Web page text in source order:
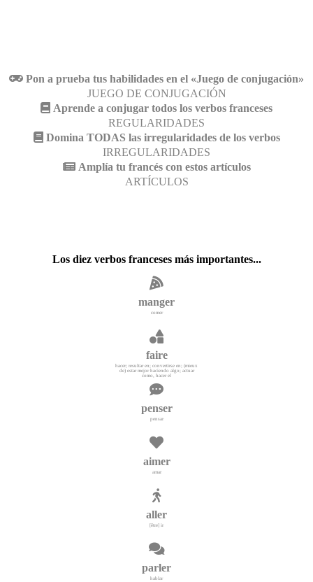
Pon a prueba tus habilidades en el «Juego de conjugación»
JUEGO DE CONJUGACIÓN
Aprende a conjugar todos los verbos franceses
REGULARIDADES
Domina TODAS las irregularidades de los verbos
IRREGULARIDADES
Amplía tu francés con estos artículos
ARTÍCULOS
Los diez verbos franceses más importantes...
manger
comer
faire
hacer; resultar en; convertirse en; (mieux
de) estar mejor haciendo algo; actuar
como, hacer el
penser
pensar
aimer
amar
aller
[être] ir
parler
hablar